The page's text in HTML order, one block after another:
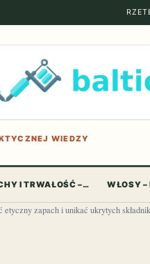
WIEDZY
I TRWAŁOŚĆ –… WŁOSY –
zapach i unikać ukrytych